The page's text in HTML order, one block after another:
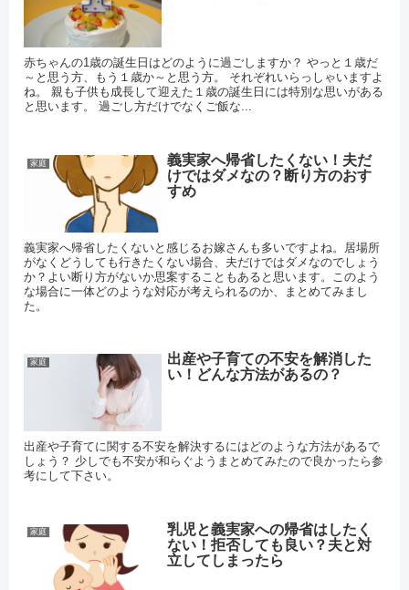
赤ちゃんの1歳の誕生日はどのように過ごしますか？ やっと１歳だ
～と思う方、もう１歳か～と思う方。 それぞれいらっしゃいますよ
ね。 親も子供も成長して迎えた１歳の誕生日には特別な思いがある
と思います。 過ごし方だけでなくご飯な...
家庭
義実家へ帰省したくない！夫だ
けではダメなの？断り方のおす
すめ
義実家へ帰省したくないと感じるお嫁さんも多いですよね。居場所
がなくどうしても行きたくない場合、夫だけではダメなのでしょう
か？よい断り方がないか思案することもあると思います。このよう
な場合に一体どのような対応が考えられるのか、まとめてみまし
た。
家庭
出産や子育ての不安を解消した
い！どんな方法があるの？
出産や子育てに関する不安を解決するにはどのような方法があるで
しょう？ 少しでも不安が和らぐようまとめてみたので良かったら参
考にして下さい。
家庭
乳児と義実家への帰省はしたく
ない！拒否しても良い？夫と対
立してしまったら